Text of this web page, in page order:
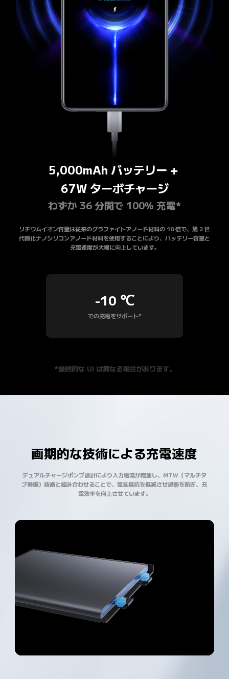
5,000mAh バッテリー +
67W ターボチャージ
わずか 36 分間で 100% 充電*
リチウムイオン容量は従来のグラファイトアノード材料の 10 倍で、第 2 世
代酸化ナノシリコンアノード材料を使用することにより、バッテリー容量と
充電速度が大幅に向上しています。
-10 ℃
での充電をサポート*
*最終的な UI は異なる場合があります。
画期的な技術による充電速度
デュアルチャージポンプ設計により入力電流が増加し、MTW（マルチタ
ブ巻線）技術と組み合わせることで、電気抵抗を低減させ過熱を防ぎ、充
電効率を向上させています。